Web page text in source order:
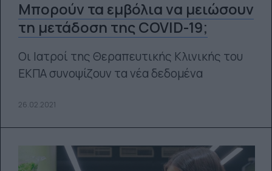
Μπορούν τα εμβόλια να μειώσουν
τη μετάδοση της COVID-19;
Οι Ιατροί της Θεραπευτικής Κλινικής του
ΕΚΠΑ συνοψίζουν τα νέα δεδομένα
26.02.2021